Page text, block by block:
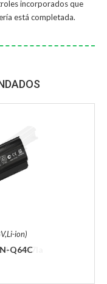
incorporados que
está completada.
ion)
Q64C